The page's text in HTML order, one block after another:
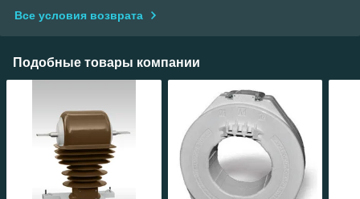
Все условия возврата
Подобные товары компании